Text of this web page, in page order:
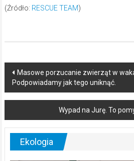
(Źródło: RESCUE TEAM)
Post
navigation
Masowe porzucanie zwierząt w
Podpowiadamy jak tego uniknąć.
Wypad na Jurę. To
Ekologia